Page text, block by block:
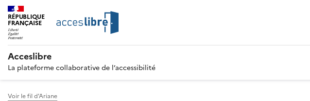
RÉPUBLIQUE
FRANÇAISE
Acceslibre
La plateforme collaborative de l’accessibilité
Voir le fil d'Ariane